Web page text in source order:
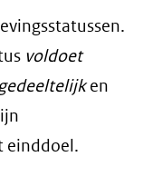
voldoet
en
einddoel.